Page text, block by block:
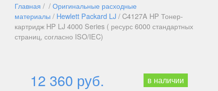
Главная / /Оригинальные расходные
материалы / Hewlett Packard LJ / C4127A HP Тонер-
картридж HP LJ 4000 Series ( ресурс 6000 стандартных
страниц, согласно ISO/IEC)
12 360 руб. в наличии